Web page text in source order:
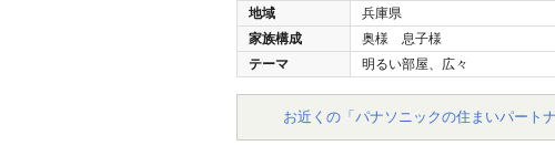
地域
兵庫県
家族構成
奥様 息子様
テーマ
明るい部屋、広々
お近くの「パナソニックの住まいパート